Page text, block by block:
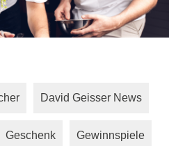
David Geisser News
Geschenk Gewinnspiele